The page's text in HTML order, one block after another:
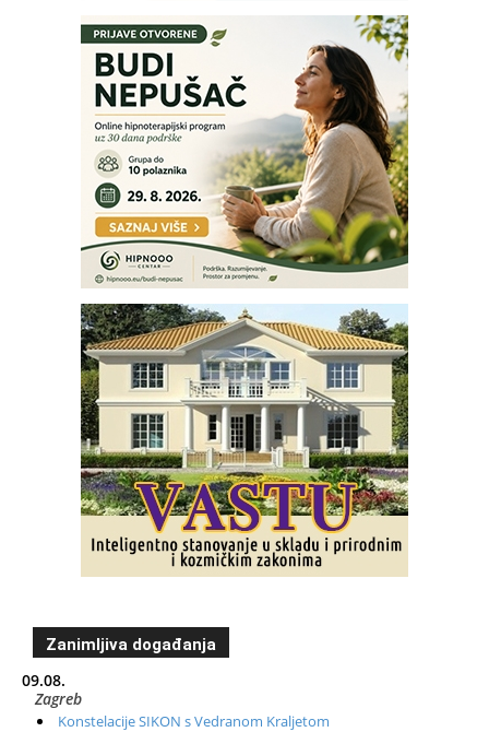
Zanimljiva događanja
09.08.
Zagreb
Konstelacije SIKON s Vedranom Kraljetom